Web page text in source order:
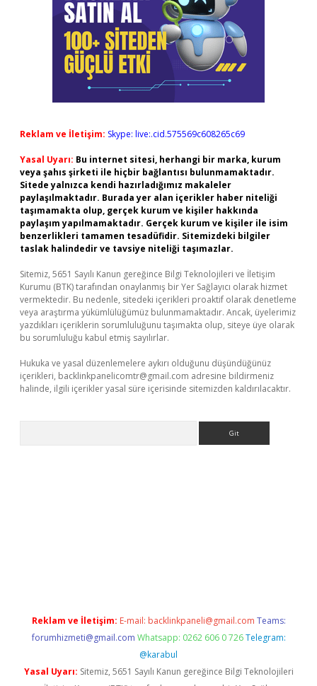
Reklam ve İletişim: Skype: live:.cid.575569c608265c69
Yasal Uyarı: Bu internet sitesi, herhangi bir marka, kurum
veya şahıs şirketi ile hiçbir bağlantısı bulunmamaktadır.
Sitede yalnızca kendi hazırladığımız makaleler
paylaşılmaktadır. Burada yer alan içerikler haber niteliği
taşımamakta olup, gerçek kurum ve kişiler hakkında
paylaşım yapılmamaktadır. Gerçek kurum ve kişiler ile isim
benzerlikleri tamamen tesadüfidir. Sitemizdeki bilgiler
taslak halindedir ve tavsiye niteliği taşımazlar.
Sitemiz, 5651 Sayılı Kanun gereğince Bilgi Teknolojileri ve İletişim
Kurumu (BTK) tarafından onaylanmış bir Yer Sağlayıcı olarak hizmet
vermektedir. Bu nedenle, sitedeki içerikleri proaktif olarak denetleme
veya araştırma yükümlülüğümüz bulunmamaktadır. Ancak, üyelerimiz
yazdıkları içeriklerin sorumluluğunu taşımakta olup, siteye üye olarak
bu sorumluluğu kabul etmiş sayılırlar.
Hukuka ve yasal düzenlemelere aykırı olduğunu düşündüğünüz
içerikleri, backlinkpanelicomtr@gmail.com adresine bildirmeniz
halinde, ilgili içerikler yasal süre içerisinde sitemizden kaldırılacaktır.
Reklam ve İletişim: E-mail: backlinkpaneli@gmail.com Teams:
forumhizmeti@gmail.com Whatsapp: 0262 606 0 726 Telegram:
@karabul
Yasal Uyarı: Sitemiz, 5651 Sayılı Kanun gereğince Bilgi Teknolojileri